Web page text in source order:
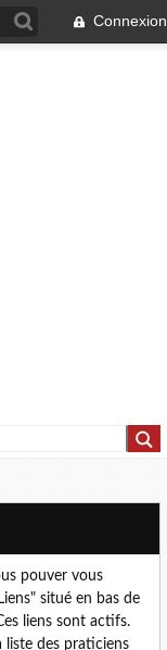
Connexion
pouver vous
situé en bas de
liens sont actifs.
liste des praticiens